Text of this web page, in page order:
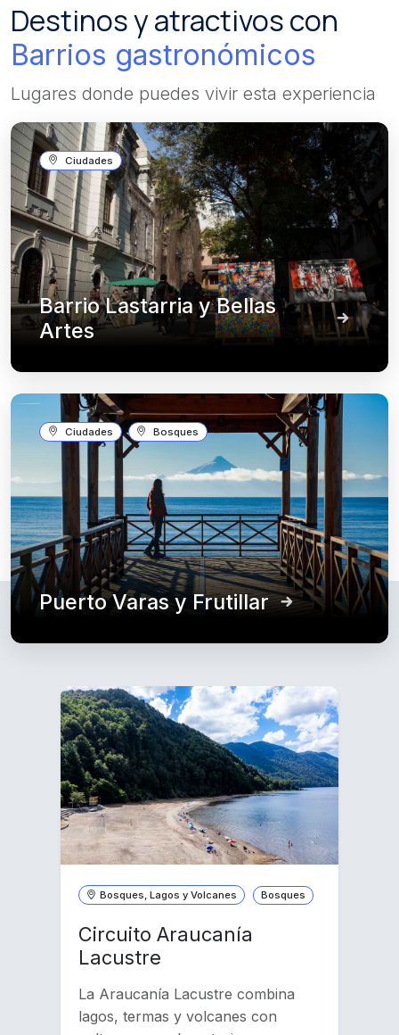
Destinos y atractivos con
Barrios gastronómicos
Lugares donde puedes vivir esta experiencia
Ciudades
Barrio Lastarria y Bellas
Artes
Ciudades Bosques
Puerto Varas y Frutillar
Bosques, Lagos y Volcanes Bosques
Circuito Araucanía
Lacustre
La Araucanía Lacustre combina
lagos, termas y volcanes con